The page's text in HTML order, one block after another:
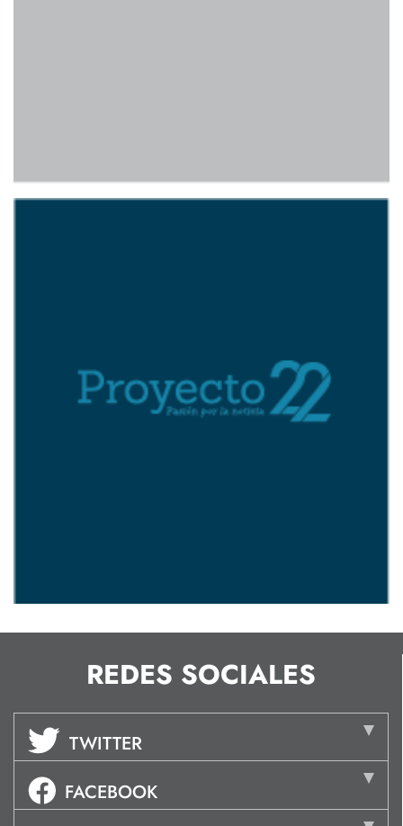
REDES SOCIALES
TWITTER
FACEBOOK